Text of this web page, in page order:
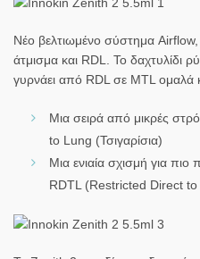
Νέο βελτιωμένο σύστημα Airflow,
άτμισμα και RDL. Το δαχτυλίδι
γυρνάει από RDL σε MTL ομαλά
Μια σειρά από μικρές
to Lung (Τσιγαρίσια)
Μια ενιαία σχισμή για
RDTL (Restricted Direct